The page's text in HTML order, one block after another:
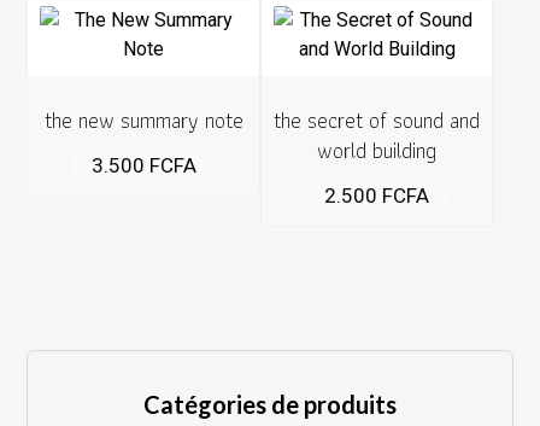
the new summary note
3.500 FCFA
the secret of sound and
world building
2.500 FCFA
Catégories de produits